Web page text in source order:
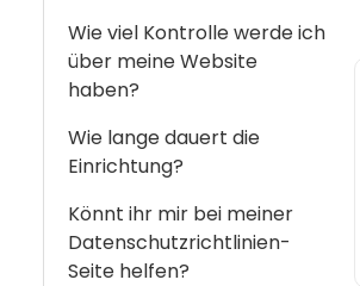
Wie viel Kontrolle werde ich
über meine Website
haben?
Wie lange dauert die
Einrichtung?
Könnt ihr mir bei meiner
Datenschutzrichtlinien-
Seite helfen?